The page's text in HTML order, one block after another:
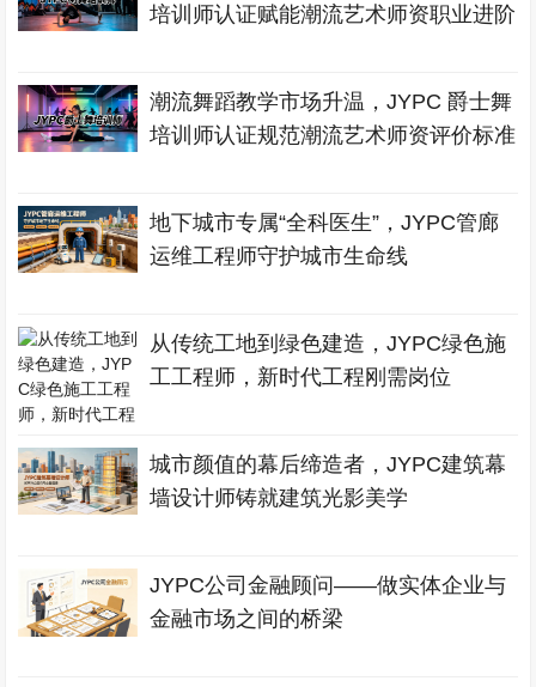
培训师认证赋能潮流艺术师资职业进阶
潮流舞蹈教学市场升温，JYPC 爵士舞
培训师认证规范潮流艺术师资评价标准
地下城市专属“全科医生”，JYPC管廊
运维工程师守护城市生命线
从传统工地到绿色建造，JYPC绿色施
工工程师，新时代工程刚需岗位
城市颜值的幕后缔造者，JYPC建筑幕
墙设计师铸就建筑光影美学
JYPC公司金融顾问——做实体企业与
金融市场之间的桥梁